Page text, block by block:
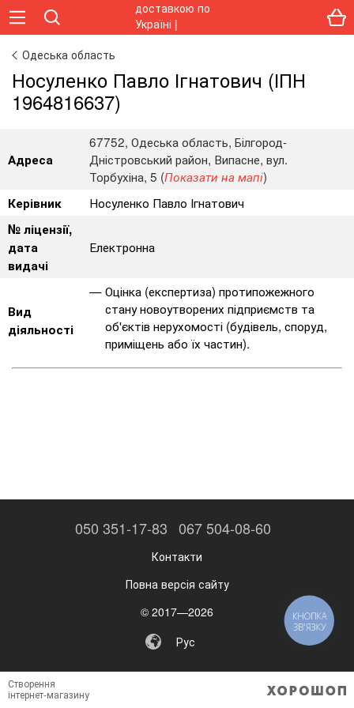
Одеська область
Носуленко Павло Ігнатович (ІПН
1964816637)
Адреса
67752, Одеська область, Білгород-
Дністровський район, Випасне, вул.
Торбухіна, 5 (Показати на мапі)
Керівник
Носуленко Павло Ігнатович
№ ліцензії,
дата
видачі
Електронна
Вид
діяльності
Оцінка (експертиза) протипожежного
стану новоутворених підприємств та
об'єктів нерухомості (будівель, споруд,
приміщень або їх частин).
050 351-17-83 067 504-08-60
Контакти
Повна версія сайту
© 2017—2026
Рус
Створення
інтернет-магазину
КНОПКА
ЗВ'ЯЗКУ